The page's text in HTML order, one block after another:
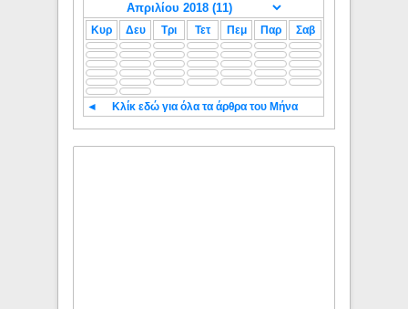
Κυρ Δευ Τρι Τετ Πεμ Παρ Σαβ
◄ Κλίκ εδώ για όλα τα άρθρα του Μήνα